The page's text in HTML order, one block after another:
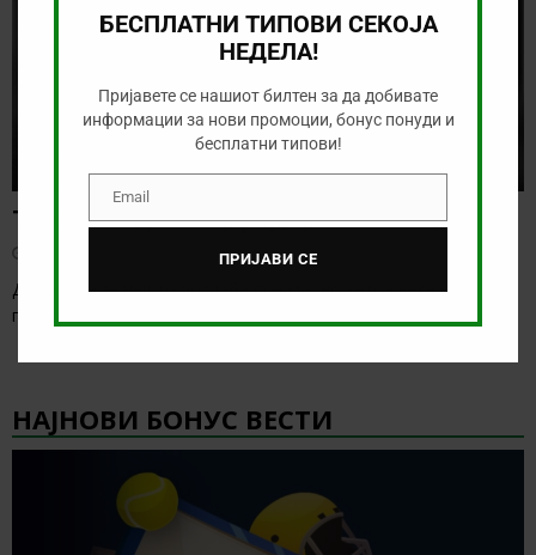
Тикет на денот (среда, 05.08.2026)
Денес имаме нешто послаба понуда, но затоа веќе утре таа
понуда ќе биде значително подобрена.
НАЈНОВИ БОНУС ВЕСТИ
БЕСПЛАТНИ ТИПОВИ СЕКОЈА
НЕДЕЛА!
Пријавете се нашиот билтен за да добивате
информации за нови промоции, бонус понуди и
бесплатни типови!
EmailEmail
ПРИЈАВИ СЕ